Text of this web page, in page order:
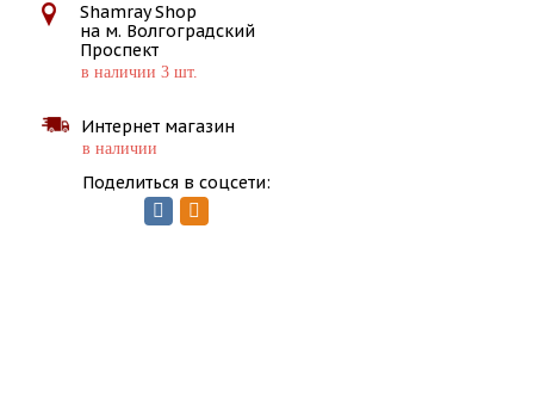
Shamray Shop
на м. Волгоградский
Проспект
в наличии 3 шт.
Интернет магазин
в наличии
Поделиться в соцсети: